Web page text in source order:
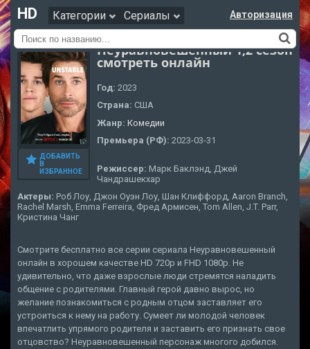
HD Категории Сериалы Авторизация
ДОБАВИТЬ
В
ИЗБРАННОЕ
Неуравновешенный 1,2 сезон
смотреть онлайн
Год: 2023
Страна: США
Жанр: Комедии
Премьера (РФ): 2023-03-31
Режиссер: Марк Баклэнд, Джей
Чандрашекхар
Актеры: Роб Лоу, Джон Оуэн Лоу, Шан Клиффорд, Aaron Branch,
Rachel Marsh, Emma Ferreira, Фред Армисен, Tom Allen, J.T. Parr,
Кристина Чанг
Смотрите бесплатно все серии сериала Неуравновешенный
онлайн в хорошем качестве HD 720p и FHD 1080p. Не
удивительно, что даже взрослые люди стремятся наладить
общение с родителями. Главный герой давно вырос, но
желание познакомиться с родным отцом заставляет его
устроиться к нему на работу. Сумеет ли молодой человек
впечатлить упрямого родителя и заставить его признать свое
отцовство? Неуравновешенный персонаж многого добился.